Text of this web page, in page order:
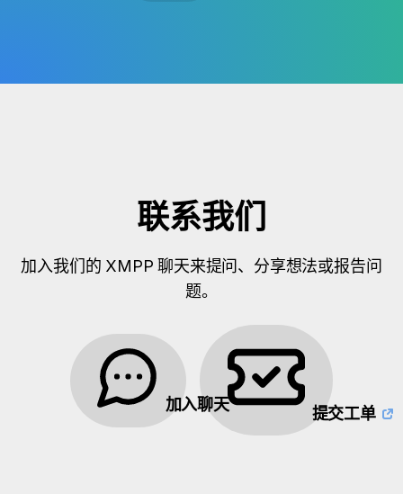
联系我们
加入我们的 XMPP 聊天来提问、分享想法或报告问
题。
加入聊天 提交工单